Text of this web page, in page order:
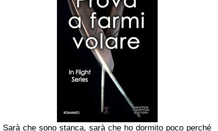
Sarà che sono stanca, sarà che ho dormito poco perché